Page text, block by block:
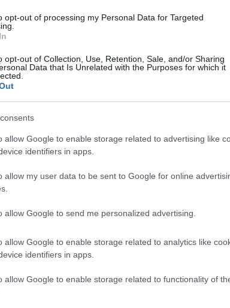
opt-out of processing my Personal Data for Targeted
opt-out of Collection, Use, Retention, Sale, and/or Sharing
Data that Is Unrelated with the Purposes for which it
allow Google to enable storage related to advertising like
identifiers in apps.
allow my user data to be sent to Google for online
allow Google to send me personalized advertising.
allow Google to enable storage related to analytics like
identifiers in apps.
allow Google to enable storage related to functionality of
Prossimo articolo